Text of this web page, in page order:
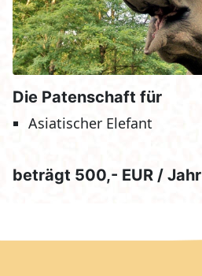
Die Patenschaft für
Asiatischer Elefant
beträgt 500,- EUR / Jahr